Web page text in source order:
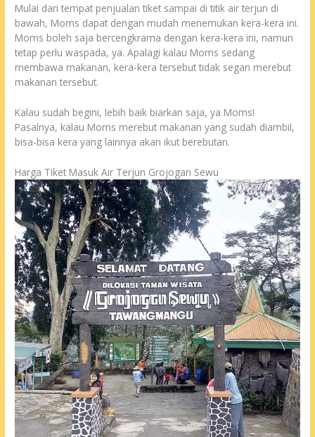
Mulai dari tempat penjualan tiket sampai di titik air terjun di
bawah, Moms dapat dengan mudah menemukan kera-kera ini.
Moms boleh saja bercengkrama dengan kera-kera ini, namun
tetap perlu waspada, ya. Apalagi kalau Moms sedang
membawa makanan, kera-kera tersebut tidak segan merebut
makanan tersebut.
Kalau sudah begini, lebih baik biarkan saja, ya Moms!
Pasalnya, kalau Moms merebut makanan yang sudah diambil,
bisa-bisa kera yang lainnya akan ikut berebutan.
Harga Tiket Masuk Air Terjun Grojogan Sewu